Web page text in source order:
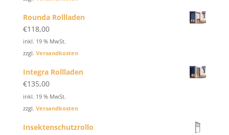
Rounda Rollladen
€118,00
inkl. 19 % MwSt.
zzgl. Versandkosten
Integra Rollladen
€135,00
inkl. 19 % MwSt.
zzgl. Versandkosten
Insektenschutzrollo